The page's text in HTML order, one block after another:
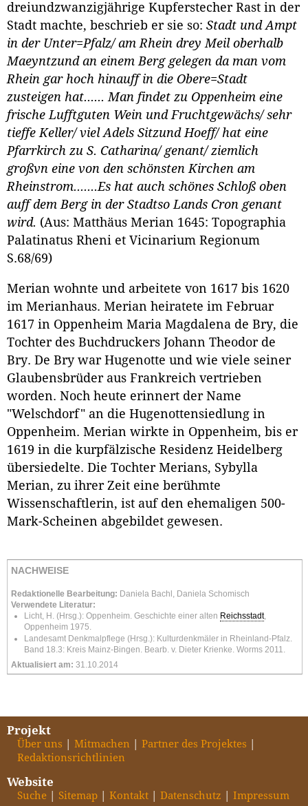
dreiundzwanzigjährige Kupferstecher Rast in der
Stadt machte, beschrieb er sie so: Stadt und Ampt
in der Unter=Pfalz/ am Rhein drey Meil oberhalb
Maeyntzund an einem Berg gelegen da man vom
Rhein gar hoch hinauff in die Obere=Stadt
zusteigen hat...... Man findet zu Oppenheim eine
frische Lufftguten Wein und Fruchtgewächs/ sehr
tieffe Keller/ viel Adels Sitzund Hoeff/ hat eine
Pfarrkirch zu S. Catharina/ genant/ ziemlich
großvn eine von den schönsten Kirchen am
Rheinstrom.......Es hat auch schönes Schloß oben
auff dem Berg in der Stadtso Lands Cron genant
wird. (Aus: Matthäus Merian 1645: Topographia
Palatinatus Rheni et Vicinarium Regionum
S.68/69)
Merian wohnte und arbeitete von 1617 bis 1620
im Merianhaus. Merian heiratete im Februar
1617 in Oppenheim Maria Magdalena de Bry, die
Tochter des Buchdruckers Johann Theodor de
Bry. De Bry war Hugenotte und wie viele seiner
Glaubensbrüder aus Frankreich vertrieben
worden. Noch heute erinnert der Name
"Welschdorf" an die Hugenottensiedlung in
Oppenheim. Merian wirkte in Oppenheim, bis er
1619 in die kurpfälzische Residenz Heidelberg
übersiedelte. Die Tochter Merians, Sybylla
Merian, zu ihrer Zeit eine berühmte
Wissenschaftlerin, ist auf den ehemaligen 500-
Mark-Scheinen abgebildet gewesen.
NACHWEISE
Redaktionelle Bearbeitung: Daniela Bachl, Daniela Schomisch
Verwendete Literatur:
Licht, H. (Hrsg.): Oppenheim. Geschichte einer alten Reichsstadt,
Oppenheim 1975.
Landesamt Denkmalpflege (Hrsg.): Kulturdenkmäler in Rheinland-Pfalz.
Band 18.3: Kreis Mainz-Bingen. Bearb. v. Dieter Krienke. Worms 2011.
Aktualisiert am: 31.10.2014
Projekt
Über uns Mitmachen
Partner des Projektes
Redaktionsrichtlinien
Website
Suche Sitemap Kontakt Datenschutz Impressum